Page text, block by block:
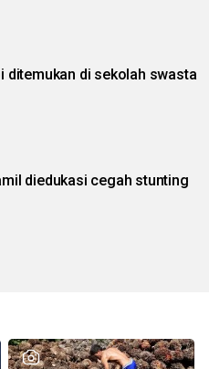
ditemukan di sekolah swasta
diedukasi cegah stunting